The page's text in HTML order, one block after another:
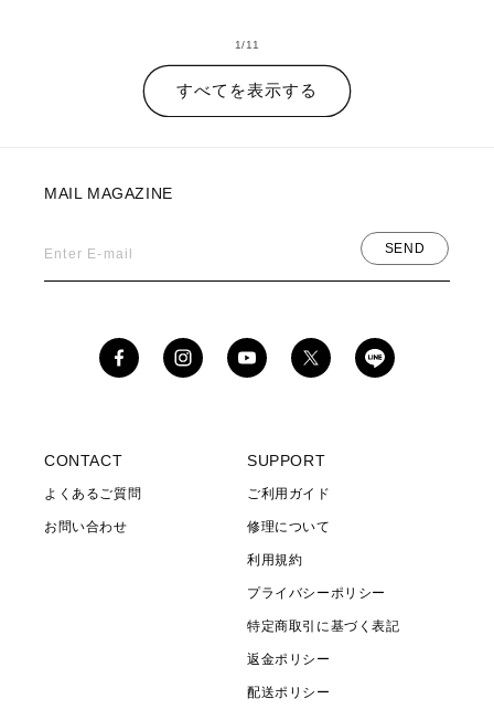
1/の
11
すべてを表示する
CONTACT
よくあるご質問
お問い合わせ
SUPPORT
ご利用ガイド
修理について
利用規約
プライバシーポリシー
特定商取引に基づく表記
返金ポリシー
配送ポリシー
MAIL MAGAZINE
Enter E-mail SEND
FacebookInstagramYouTubeX